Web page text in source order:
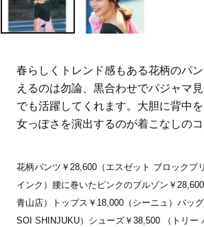
春らしくトレンド感もある花柄のパ
えるのは勿論、黒合わせでパジャマ
でも活躍してくれます。大胆に背中
女っぽさを演出するのが着こなしのコ
花柄パンツ￥28,600（エスゼット ブロックプ
インク）腰に巻いたピンクのブルゾン￥
青山店）トップス￥18,000（シーニュ）バッ
SOI SHINJUKU）シューズ￥38,500 （トリー